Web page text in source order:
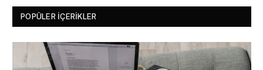
POPÜLER İÇERIKLER